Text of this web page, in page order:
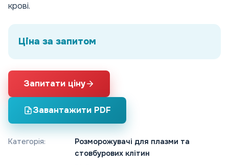
крові.
Ціна за запитом
Запитати ціну
Завантажити PDF
Категорія:
Розморожувачі для плазми та
стовбурових клітин